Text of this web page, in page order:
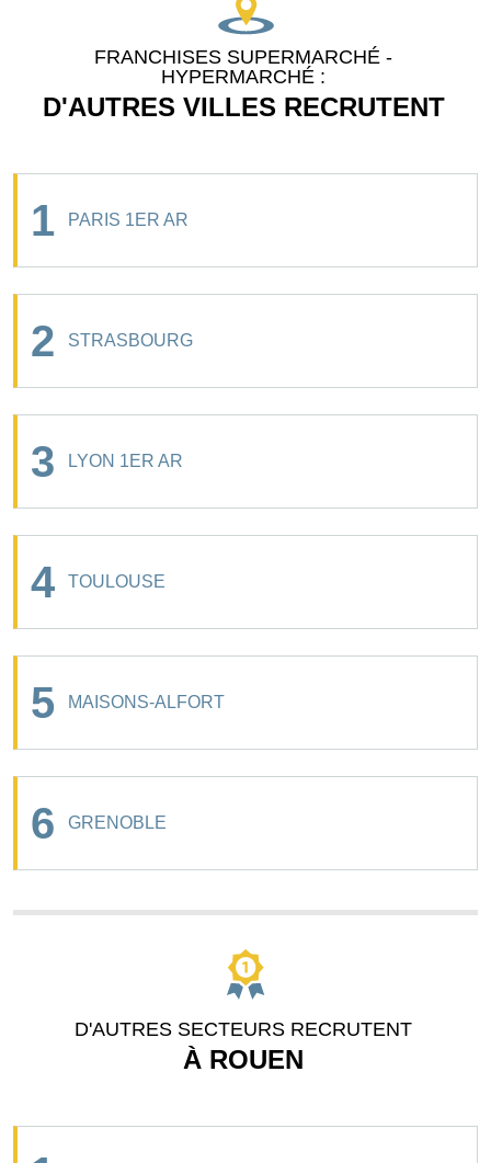
FRANCHISES SUPERMARCHÉ -
HYPERMARCHÉ :
D'AUTRES VILLES RECRUTENT
1 PARIS 1ER AR
2 STRASBOURG
3 LYON 1ER AR
4 TOULOUSE
5 MAISONS-ALFORT
6 GRENOBLE
D'AUTRES SECTEURS RECRUTENT
À ROUEN